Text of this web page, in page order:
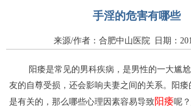
手淫的危害有哪些
来源/作者：合肥中山医院 日期：
阳痿是常见的男科疾病，是男性的一大尴尬
友的自尊受损，还会影响夫妻之间的关系。阳
是有关的，那么哪些心理因素容易导致阳痿呢